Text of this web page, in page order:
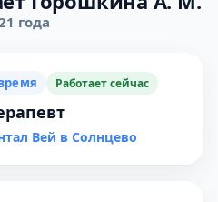
года
Работает сейчас
Вей в Солнцево